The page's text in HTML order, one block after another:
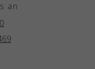
an